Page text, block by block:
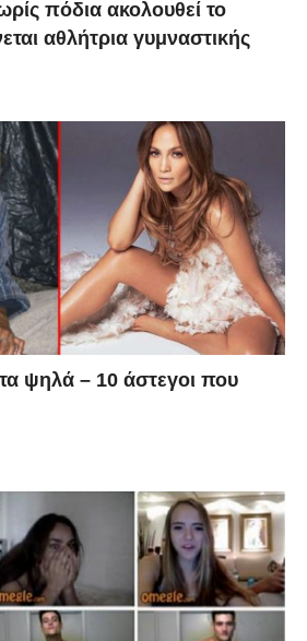
πόδια ακολουθεί το
αθλήτρια γυμναστικής
ψηλά – 10 άστεγοι που